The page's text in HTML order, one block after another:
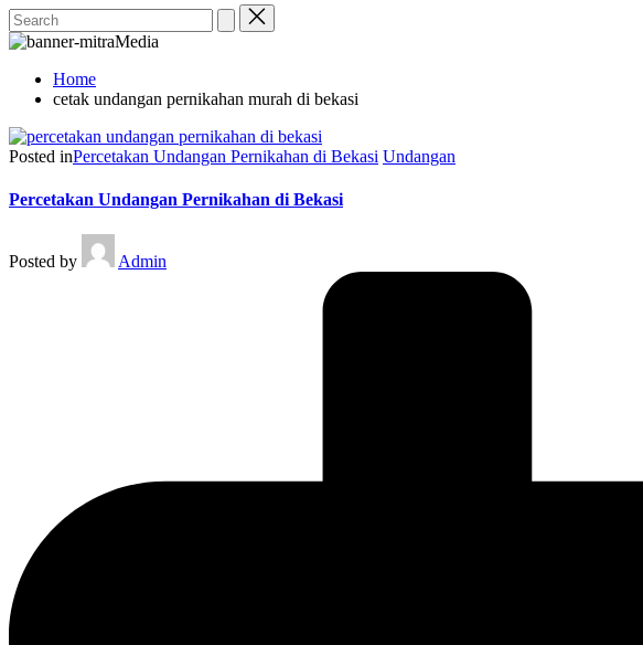
Home
cetak undangan pernikahan murah di bekasi
Posted inPercetakan Undangan Pernikahan di Bekasi Undangan
Percetakan Undangan Pernikahan di Bekasi
Posted by Admin